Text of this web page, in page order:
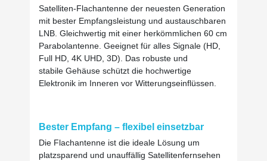
Satelliten-Flachantenne der neuesten Generation
mit bester Empfangsleistung und austauschbaren
LNB. Gleichwertig mit einer herkömmlichen 60 cm
Parabolantenne. Geeignet für alles Signale (HD,
Full HD, 4K UHD, 3D). Das robuste und
stabile Gehäuse schützt die hochwertige
Elektronik im Inneren vor Witterungseinflüssen.
Bester Empfang – flexibel einsetzbar
Die Flachantenne ist die ideale Lösung um
platzsparend und unauffällig Satellitenfernsehen